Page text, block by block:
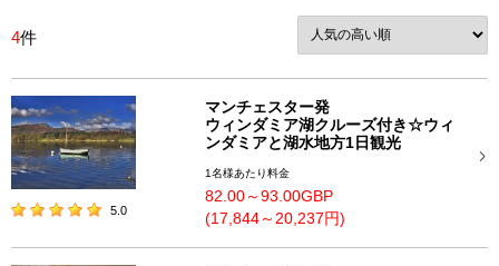
4件
5.0
マンチェスター発
ウィンダミア湖クルーズ付き☆ウィ
ンダミアと湖水地方1日観光
1名様あたり料金
82.00～93.00GBP
(17,844～20,237円)